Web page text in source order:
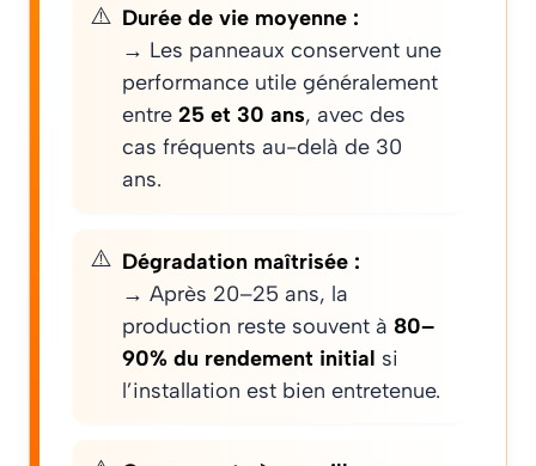
Durée de vie moyenne :
→ Les panneaux conservent une
performance utile généralement
entre25 et 30 ans, avec des
cas fréquents au-delà de 30
ans.
Dégradation maîtrisée :
→ Après 20–25 ans, la
production reste souvent à 80–
90% du rendement initial si
l’installation est bien entretenue.